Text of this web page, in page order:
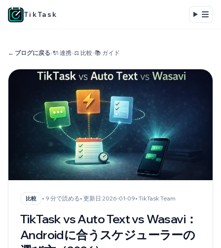
TikTask
← ブログに戻る•🔌 連携•⚖️ 比較•📚 ガイド
比較 • 9 分で読める• 更新日 2026-01-09• TikTask Team
TikTask vs Auto Text vs Wasavi：
Androidに合うスケジューラーの